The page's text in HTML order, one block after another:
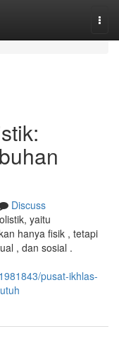
Discuss
yaitu
hanya fisik , tetapi
, dan sosial .
pusat-ikhlas-